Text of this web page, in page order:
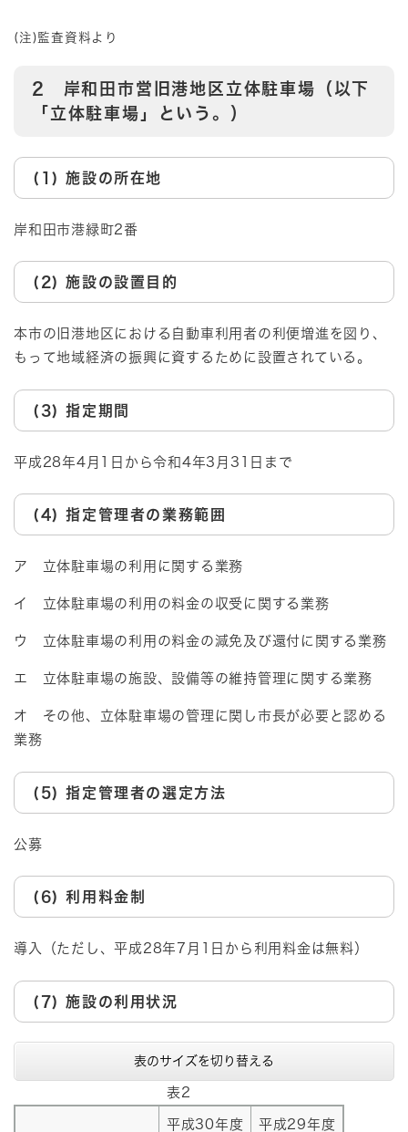
(注)監査資料より
2 岸和田市営旧港地区立体駐車場（以下
「立体駐車場」という。）
(1) 施設の所在地
岸和田市港緑町2番
(2) 施設の設置目的
本市の旧港地区における自動車利用者の利便増進を図り、
もって地域経済の振興に資するために設置されている。
(3) 指定期間
平成28年4月1日から令和4年3月31日まで
(4) 指定管理者の業務範囲
ア 立体駐車場の利用に関する業務
イ 立体駐車場の利用の料金の収受に関する業務
ウ 立体駐車場の利用の料金の減免及び還付に関する業務
エ 立体駐車場の施設、設備等の維持管理に関する業務
オ その他、立体駐車場の管理に関し市長が必要と認める
業務
(5) 指定管理者の選定方法
公募
(6) 利用料金制
導入（ただし、平成28年7月1日から利用料金は無料）
(7) 施設の利用状況
表のサイズを切り替える
表2
平成30年度 平成29年度